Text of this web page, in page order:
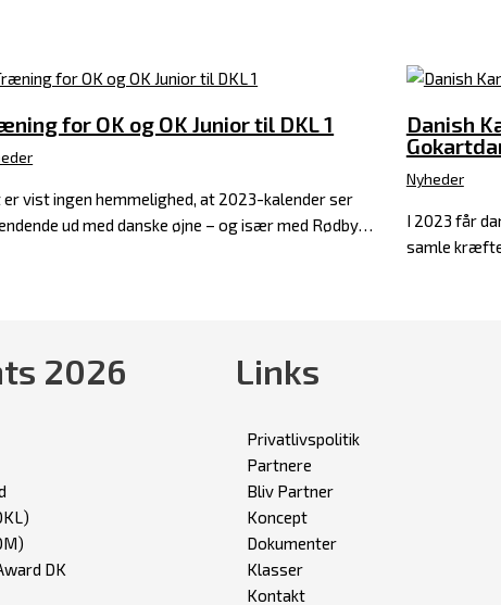
for OK og OK Junior til DKL 1
er vist ingen hemmelighed, at 2023-kalender ser
ud med danske øjne – og især med Rødby…
Danish
Nyheder
I 2023 får
samle
2026
DK
Links
Privatlivspolitik
Partnere
Bliv Partner
Koncept
Dokumenter
Klasser
Kontakt